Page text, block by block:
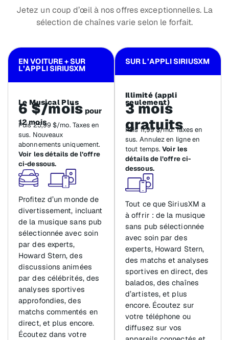
Jetez un coup d’œil à nos offres exceptionnelles. La
sélection de chaînes varie selon le forfait.
EN VOITURE + SUR
L’APPLI SIRIUSXM
Le Musical Plus
6 $/mois pour
12 mois
Puis 25,99 $/mo. Taxes en
sus. Nouveaux
abonnements uniquement.
Voir les détails de l’offre
ci-dessous.
Profitez d’un monde de
divertissement, incluant
de la musique sans pub
sélectionnée avec soin
par des experts,
Howard Stern, des
discussions animées
par des célébrités, des
analyses sportives
approfondies, des
matchs commentés en
direct, et plus encore.
Écoutez dans votre
SUR L’APPLI SIRIUSXM
Illimité (appli
seulement)
3 mois
gratuits
Puis 11,99 $/mo. Taxes en
sus. Annulez en ligne en
tout temps.Voir les
détails de l’offre ci-
dessous.
Tout ce que SiriusXM a
à offrir : de la musique
sans pub sélectionnée
avec soin par des
experts, Howard Stern,
des matchs et analyses
sportives en direct, des
balados, des chaînes
d’artistes, et plus
encore. Écoutez sur
votre téléphone ou
diffusez sur vos